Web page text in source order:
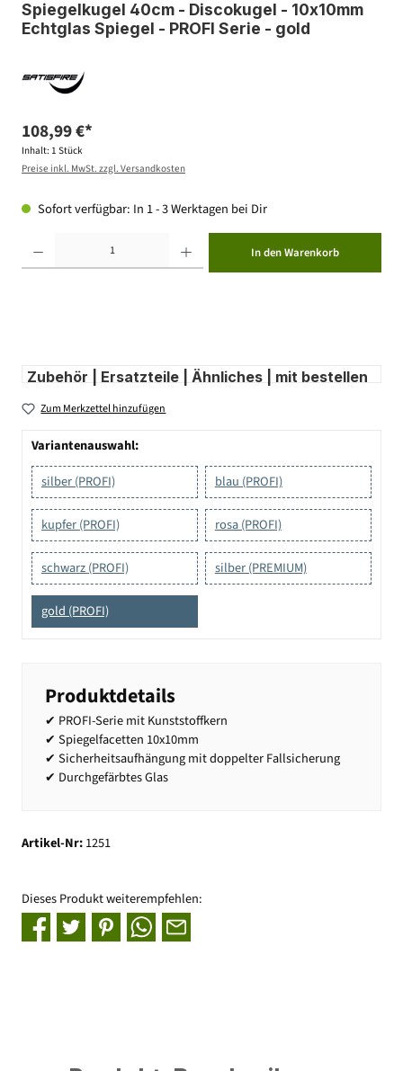
Spiegelkugel 40cm - Discokugel - 10x10mm
Echtglas Spiegel - PROFI Serie - gold
108,99 €*
Inhalt: 1 Stück
Preise inkl. MwSt. zzgl. Versandkosten
Sofort verfügbar: In 1 - 3 Werktagen bei Dir
In den Warenkorb
Zubehör | Ersatzteile | Ähnliches | mit bestellen
Zum Merkzettel hinzufügen
Variantenauswahl:
silber (PROFI)
blau (PROFI)
kupfer (PROFI) rosa (PROFI)
schwarz (PROFI) silber (PREMIUM)
gold (PROFI)
Produktdetails
✔ PROFI-Serie mit Kunststoffkern
✔ Spiegelfacetten 10x10mm
✔ Sicherheitsaufhängung mit doppelter Fallsicherung
✔ Durchgefärbtes Glas
Artikel-Nr:1251
Dieses Produkt weiterempfehlen: